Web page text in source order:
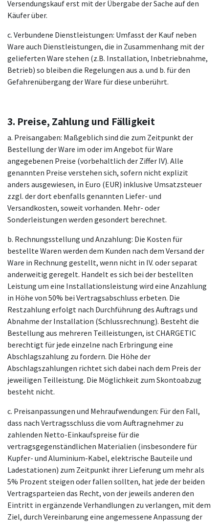
Versendungskauf erst mit der Übergabe der Sache auf den
Käufer über.
c. Verbundene Dienstleistungen: Umfasst der Kauf neben
Ware auch Dienstleistungen, die in Zusammenhang mit der
gelieferten Ware stehen (z.B. Installation, Inbetriebnahme,
Betrieb) so bleiben die Regelungen aus a. und b. für den
Gefahrenübergang der Ware für diese unberührt.
3. Preise, Zahlung und Fälligkeit
a. Preisangaben: Maßgeblich sind die zum Zeitpunkt der
Bestellung der Ware im oder im Angebot für Ware
angegebenen Preise (vorbehaltlich der Ziffer IV). Alle
genannten Preise verstehen sich, sofern nicht explizit
anders ausgewiesen, in Euro (EUR) inklusive Umsatzsteuer
zzgl. der dort ebenfalls genannten Liefer- und
Versandkosten, soweit vorhanden. Mehr- oder
Sonderleistungen werden gesondert berechnet.
b. Rechnungsstellung und Anzahlung: Die Kosten für
bestellte Waren werden dem Kunden nach dem Versand der
Ware in Rechnung gestellt, wenn nicht in IV. oder separat
anderweitig geregelt. Handelt es sich bei der bestellten
Leistung um eine Installationsleistung wird eine Anzahlung
in Höhe von 50% bei Vertragsabschluss erbeten. Die
Restzahlung erfolgt nach Durchführung des Auftrags und
Abnahme der Installation (Schlussrechnung). Besteht die
Bestellung aus mehreren Teilleistungen, ist CHARGETIC
berechtigt für jede einzelne nach Erbringung eine
Abschlagszahlung zu fordern. Die Höhe der
Abschlagszahlungen richtet sich dabei nach dem Preis der
jeweiligen Teilleistung. Die Möglichkeit zum Skontoabzug
besteht nicht.
c. Preisanpassungen und Mehraufwendungen: Für den Fall,
dass nach Vertragsschluss die vom Auftragnehmer zu
zahlenden Netto-Einkaufspreise für die
vertragsgegenständlichen Materialien (insbesondere für
Kupfer- und Aluminium-Kabel, elektrische Bauteile und
Ladestationen) zum Zeitpunkt ihrer Lieferung um mehr als
5% Prozent steigen oder fallen sollten, hat jede der beiden
Vertragsparteien das Recht, von der jeweils anderen den
Eintritt in ergänzende Verhandlungen zu verlangen, mit dem
Ziel, durch Vereinbarung eine angemessene Anpassung der